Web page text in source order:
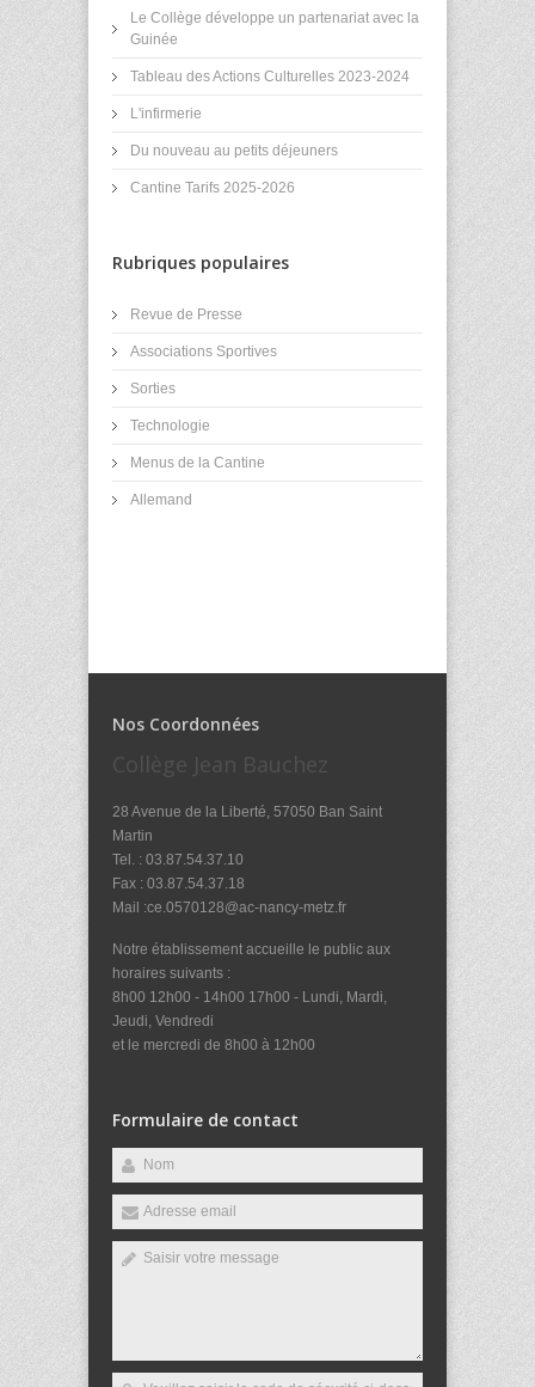
Le Collège développe un partenariat avec la
Guinée
Tableau des Actions Culturelles 2023-2024
L'infirmerie
Du nouveau au petits déjeuners
Cantine Tarifs 2025-2026
Rubriques populaires
Revue de Presse
Associations Sportives
Sorties
Technologie
Menus de la Cantine
Allemand
Nos Coordonnées
Collège Jean Bauchez
28 Avenue de la Liberté, 57050 Ban Saint
Martin
Tel. : 03.87.54.37.10
Fax : 03.87.54.37.18
Mail :ce.0570128@ac-nancy-metz.fr
Notre établissement accueille le public aux
horaires suivants :
8h00 12h00 - 14h00 17h00 - Lundi, Mardi,
Jeudi, Vendredi
et le mercredi de 8h00 à 12h00
Formulaire de contact